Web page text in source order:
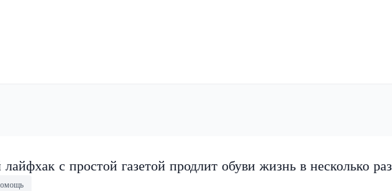
с простой газетой продлит обуви жизнь в несколько раз